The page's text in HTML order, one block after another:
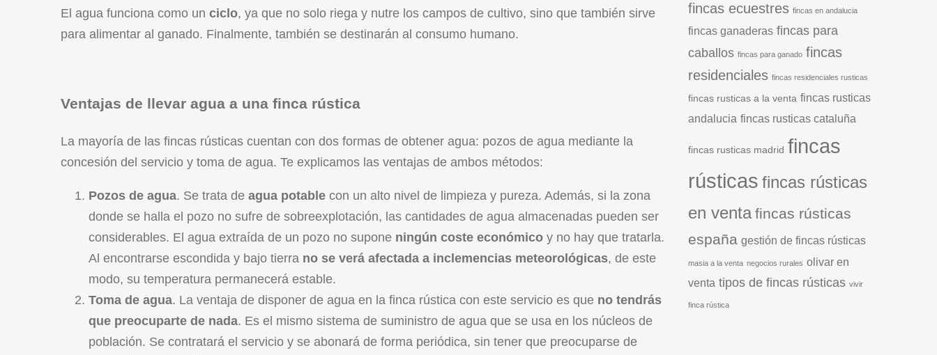
El agua funciona como un ciclo, ya que no solo riega y nutre los campos de cultivo, sino que también sirve
para alimentar al ganado. Finalmente, también se destinarán al consumo humano.
Ventajas de llevar agua a una finca rústica
La mayoría de las fincas rústicas cuentan con dos formas de obtener agua: pozos de agua mediante la
concesión del servicio y toma de agua. Te explicamos las ventajas de ambos métodos:
Pozos de agua. Se trata de agua potable con un alto nivel de limpieza y pureza. Además, si la zona
donde se halla el pozo no sufre de sobreexplotación, las cantidades de agua almacenadas pueden ser
considerables. El agua extraída de un pozo no supone ningún coste económico y no hay que tratarla.
Al encontrarse escondida y bajo tierra no se verá afectada a inclemencias meteorológicas, de este
modo, su temperatura permanecerá estable.
Toma de agua. La ventaja de disponer de agua en la finca rústica con este servicio es que no tendrás
que preocuparte de nada. Es el mismo sistema de suministro de agua que se usa en los núcleos de
población. Se contratará el servicio y se abonará de forma periódica, sin tener que preocuparse de
fincas ecuestres fincas en andalucia
fincas ganaderas fincas para
caballos fincas para ganado fincas
residenciales fincas residenciales rusticas
fincas rusticas a la venta fincas rusticas
andalucia fincas rusticas cataluña
fincas rusticas madrid fincas
rústicas fincas rústicas
en venta fincas rústicas
españa gestión de fincas rústicas
masia a la venta negocios rurales olivar en
venta tipos de fincas rústicas vivir
finca rústica